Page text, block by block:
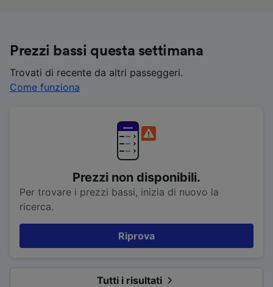
Prezzi bassi questa settimana
Trovati di recente da altri passeggeri.
Come funziona
Prezzi non disponibili.
Per trovare i prezzi bassi, inizia di nuovo la
ricerca.
Riprova
Tutti i risultati